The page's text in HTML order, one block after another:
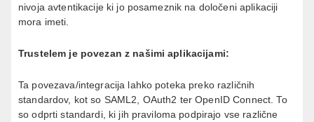
nivoja avtentikacije ki jo posameznik na določeni aplikaciji
mora imeti.
Trustelem je povezan z našimi aplikacijami:
Ta povezava/integracija lahko poteka preko različnih
standardov, kot so SAML2, OAuth2 ter OpenID Connect. To
so odprti standardi, ki jih praviloma podpirajo vse različne